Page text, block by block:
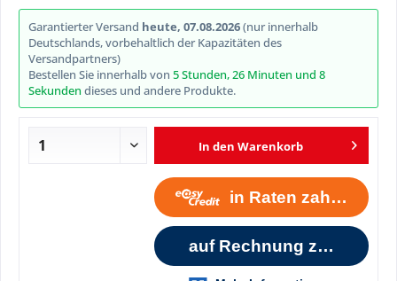
Garantierter Versand heute, 07.08.2026(nur innerhalb
Deutschlands, vorbehaltlich der Kapazitäten des
Versandpartners)
Bestellen Sie innerhalb von 5 Stunden, 26 Minuten und 7
Sekunden dieses und andere Produkte.
In den Warenkorb